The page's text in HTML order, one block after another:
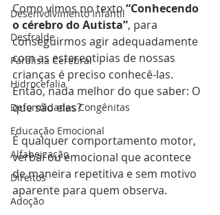
Desenvolvimento Infantil
Desfralde
Paralisia Cerebral
Hidrocefalia
Deformidades Congênitas
Educação Emocional
Alfabeização
Direitos
Adoção
Como vimos no texto “Conhecendo
o cérebro do Autista”, para
conseguirmos agir adequadamente
com as estereotipias de nossas
crianças é preciso conhecê-las.
Então, nada melhor do que saber: O
que são elas?
É qualquer comportamento motor,
verbal ou emocional que acontece
de maneira repetitiva e sem motivo
aparente para quem observa.